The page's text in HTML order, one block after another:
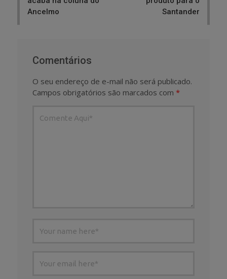
Ancelmo
Santander
Comentários
O seu endereço de e-mail não será publicado.
Campos obrigatórios são marcados com *